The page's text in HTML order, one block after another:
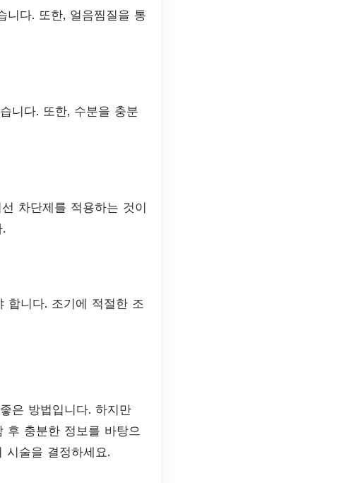
니다. 또한, 얼음찜질을 통
니다. 또한, 수분을 충분
차단제를 적용하는 것이
합니다. 조기에 적절한 조
은 방법입니다. 하지만
후 충분한 정보를 바탕으
시술을 결정하세요.